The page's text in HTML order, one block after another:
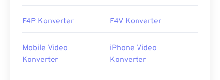
F4P Konverter F4V Konverter
Mobile Video
Konverter
iPhone Video
Konverter